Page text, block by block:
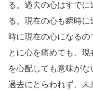
る。過去の心はすで
る。現在の心も瞬時
時に現在の心になる
とに心を痛めても、
を心配しても意味がな
過去にとらわれず、